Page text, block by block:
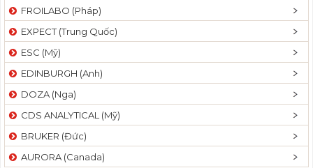
FROILABO (Pháp)
EXPECT (Trung Quốc)
ESC (Mỹ)
EDINBURGH (Anh)
DOZA (Nga)
CDS ANALYTICAL (Mỹ)
BRUKER (Đức)
AURORA (Canada)